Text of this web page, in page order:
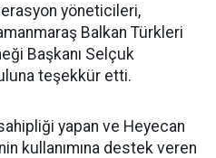
yöneticileri,
Balkan Türkleri
Başkanı Selçuk
teşekkür etti.
yapan ve Heyecan
kullanımına destek veren